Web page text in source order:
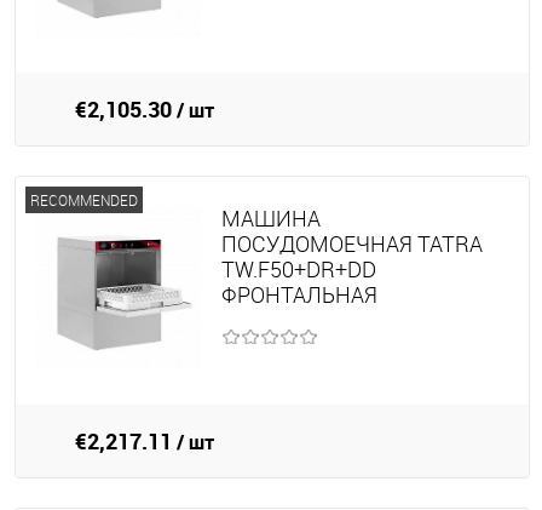
€2,105.30/ шт
RECOMMENDED
МАШИНА
ПОСУДОМОЕЧНАЯ TATRA
TW.F50+DR+DD
ФРОНТАЛЬНАЯ
€2,217.11 / шт